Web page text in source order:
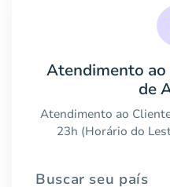
Atendimento ao
de
Atendimento ao
23h (Horário do
Buscar seu país